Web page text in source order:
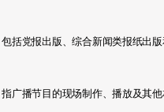
包括党报出版、综合新闻类报纸出版
指广播节目的现场制作、播放及其